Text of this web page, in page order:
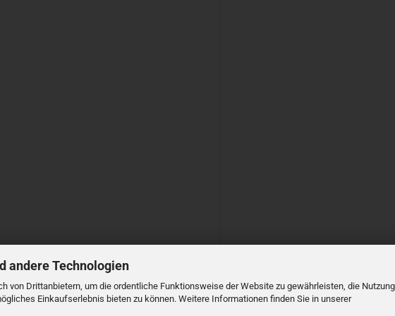
andere Technologien
von Drittanbietern, um die ordentliche Funktionsweise der Website zu gewährleisten, die Nutzung
Einkaufserlebnis bieten zu können. Weitere Informationen finden Sie in unserer